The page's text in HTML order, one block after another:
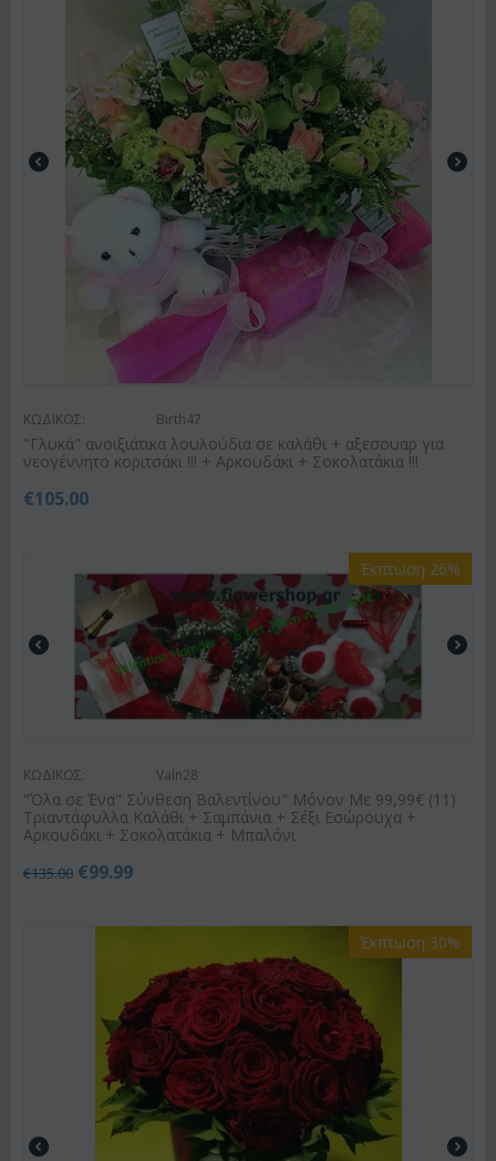
ΚΩΔΙΚΟΣ: Birth47
"Γλυκά" ανοιξιάτικα λουλούδια σε καλάθι + αξεσουαρ για
νεογέννητο κοριτσάκι !!! + Αρκουδάκι + Σοκολατάκια !!!
€105.00
Έκπτωση 26%
ΚΩΔΙΚΟΣ: Valn28
"Όλα σε Ένα" Σύνθεση Βαλεντίνου" Μόνον Με 99,99€ (11)
Τριαντάφυλλα Καλάθι + Σαμπάνια + Σέξι Εσώρουχα +
Αρκουδάκι + Σοκολατάκια + Μπαλόνι
€135.00 €99.99
Έκπτωση 30%